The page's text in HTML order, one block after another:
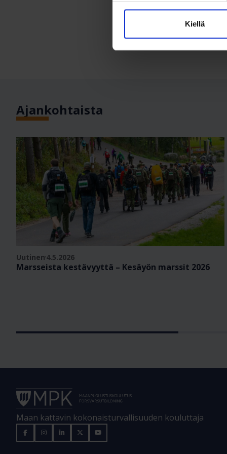
Kiellä
Ajankohtaista
Uutinen 4.5.2026
Marsseista kestävyyttä – Kesäyön marssit 2026
Maan kattavin kokonaisturvallisuuden kouluttaja